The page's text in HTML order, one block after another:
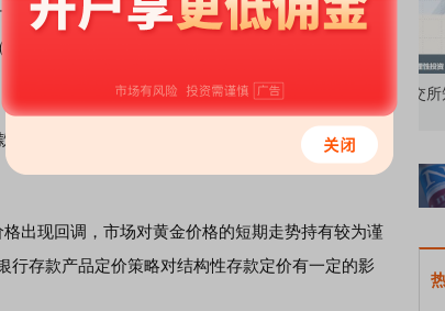
期年利率为1.00%/1.36%/1.56%。到了5月28日，
括看涨和看跌）预计到期年利率均已调整为
在最高年化收益率可达4%相比，当前银行相关产
现回调，市场对黄金价格的短期走势持有较为谨
行存款产品定价策略对结构性存款定价有一定的影
种 了解北交所知识 做理性投资者